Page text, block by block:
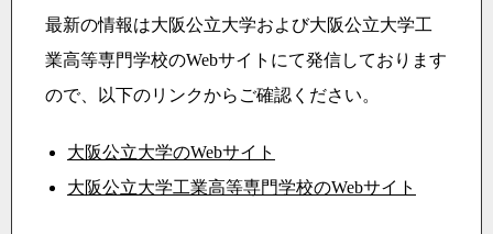
最新の情報は大阪公立大学および大阪公立大学工
業高等専門学校のWebサイトにて発信しております
ので、以下のリンクからご確認ください。
大阪公立大学のWebサイト
大阪公立大学工業高等専門学校のWebサイト